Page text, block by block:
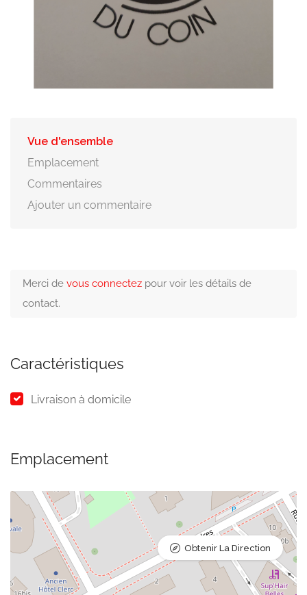
Vue d'ensemble
Emplacement
Commentaires
Ajouter un commentaire
Merci de vous connectez pour voir les détails de
contact.
Caractéristiques
Livraison à domicile
Emplacement
Obtenir La Direction